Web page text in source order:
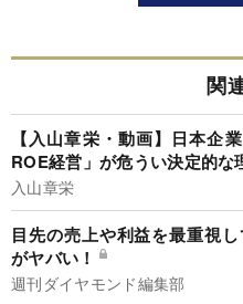
関
【入山章栄・動画】日本企
ROE経営」が危うい決定的な
入山章栄
目先の売上や利益を最重視し
がヤバい！
週刊ダイヤモンド編集部